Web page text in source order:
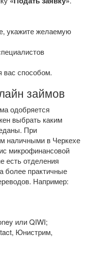
укажите желаемую
вас способом.
займов
одобряется
выбрать каким
При
наличными в Черкехе
микрофинансовой
есть отделения
более практичные
Например:
или QIWI;
Юнистрим,